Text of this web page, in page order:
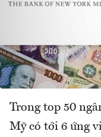
Trong top 50
Mỹ có tới 6 ứng